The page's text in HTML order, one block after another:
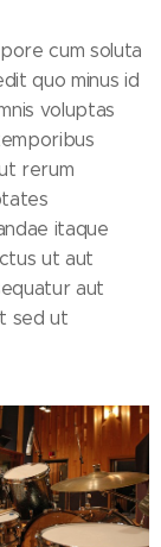
cum soluta
quo minus id
voluptas
rerum
itaque
ut aut
aut
sed ut